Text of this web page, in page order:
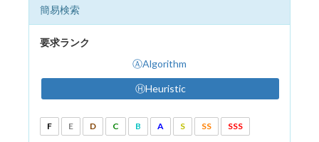
簡易検索
要求ランク
ⒶAlgorithm
ⒽHeuristic
F E D C B A S SS SSS